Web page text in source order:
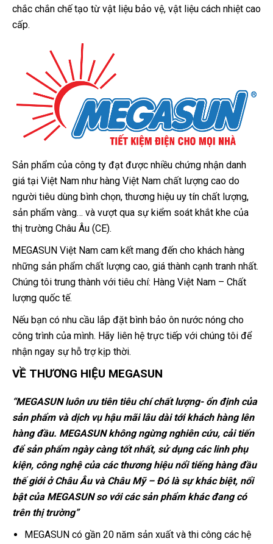
chắc chắn chế tạo từ vật liệu bảo vệ, vật liệu cách nhiệt cao
cấp.
Sản phẩm của công ty đạt được nhiều chứng nhận danh
giá tại Việt Nam như hàng Việt Nam chất lượng cao do
người tiêu dùng bình chọn, thương hiệu uy tín chất lượng,
sản phẩm vàng… và vượt qua sự kiểm soát khắt khe của
thị trường Châu Âu (CE).
MEGASUN Việt Nam cam kết mang đến cho khách hàng
những sản phẩm chất lượng cao, giá thành cạnh tranh nhất.
Chúng tôi trung thành với tiêu chí: Hàng Việt Nam – Chất
lượng quốc tế.
Nếu bạn có nhu cầu lắp đặt bình bảo ôn nước nóng cho
công trình của mình. Hãy liên hệ trực tiếp với chúng tôi để
nhận ngay sự hỗ trợ kịp thời.
VỀ THƯƠNG HIỆU MEGASUN
“MEGASUN luôn ưu tiên tiêu chí chất lượng- ổn định của
sản phẩm và dịch vụ hậu mãi lâu dài tới khách hàng lên
hàng đầu. MEGASUN không ngừng nghiên cứu, cải tiến
để sản phẩm ngày càng tốt nhất, sử dụng các linh phụ
kiện, công nghệ của các thương hiệu nổi tiếng hàng đầu
thế giới ở Châu Âu và Châu Mỹ – Đó là sự khác biệt, nổi
bật của MEGASUN so với các sản phẩm khác đang có
trên thị trường”
MEGASUN có gần 20 năm sản xuất và thi công các hệ